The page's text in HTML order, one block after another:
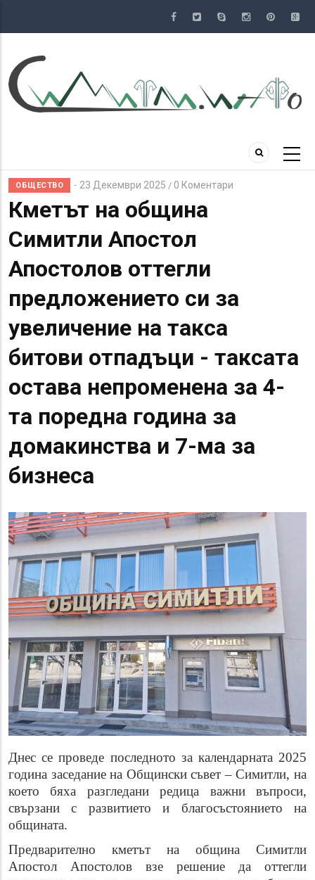
съдържание
ОБЩЕСТВО 23 Декември 2025 / 0 Коментари
Кметът на община
Симитли Апостол
Апостолов оттегли
предложението си за
увеличение на такса
битови отпадъци - таксата
остава непроменена за 4-
та поредна година за
домакинства и 7-ма за
бизнеса
Днес се проведе последното за календарната 2025
година заседание на Общински съвет – Симитли, на
което бяха разгледани редица важни въпроси,
свързани с развитието и благосъстоянието на
общината.
Предварително кметът на община Симитли
Апостол Апостолов взе решение да оттегли